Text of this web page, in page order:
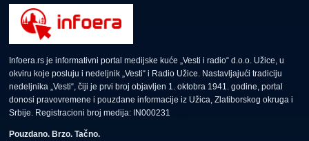
Infoera.rs je informativni portal medijske kuće „Vesti i radio“ d.o.o. Užice, u
okviru koje posluju i nedeljnik „Vesti“ i Radio Užice. Nastavljajući tradiciju
nedeljnika „Vesti“, čiji je prvi broj objavljen 1. oktobra 1941. godine, portal
donosi pravovremene i pouzdane informacije iz Užica, Zlatiborskog okruga i
Srbije. Registracioni broj medija: IN000231
Pouzdano. Brzo. Tačno.